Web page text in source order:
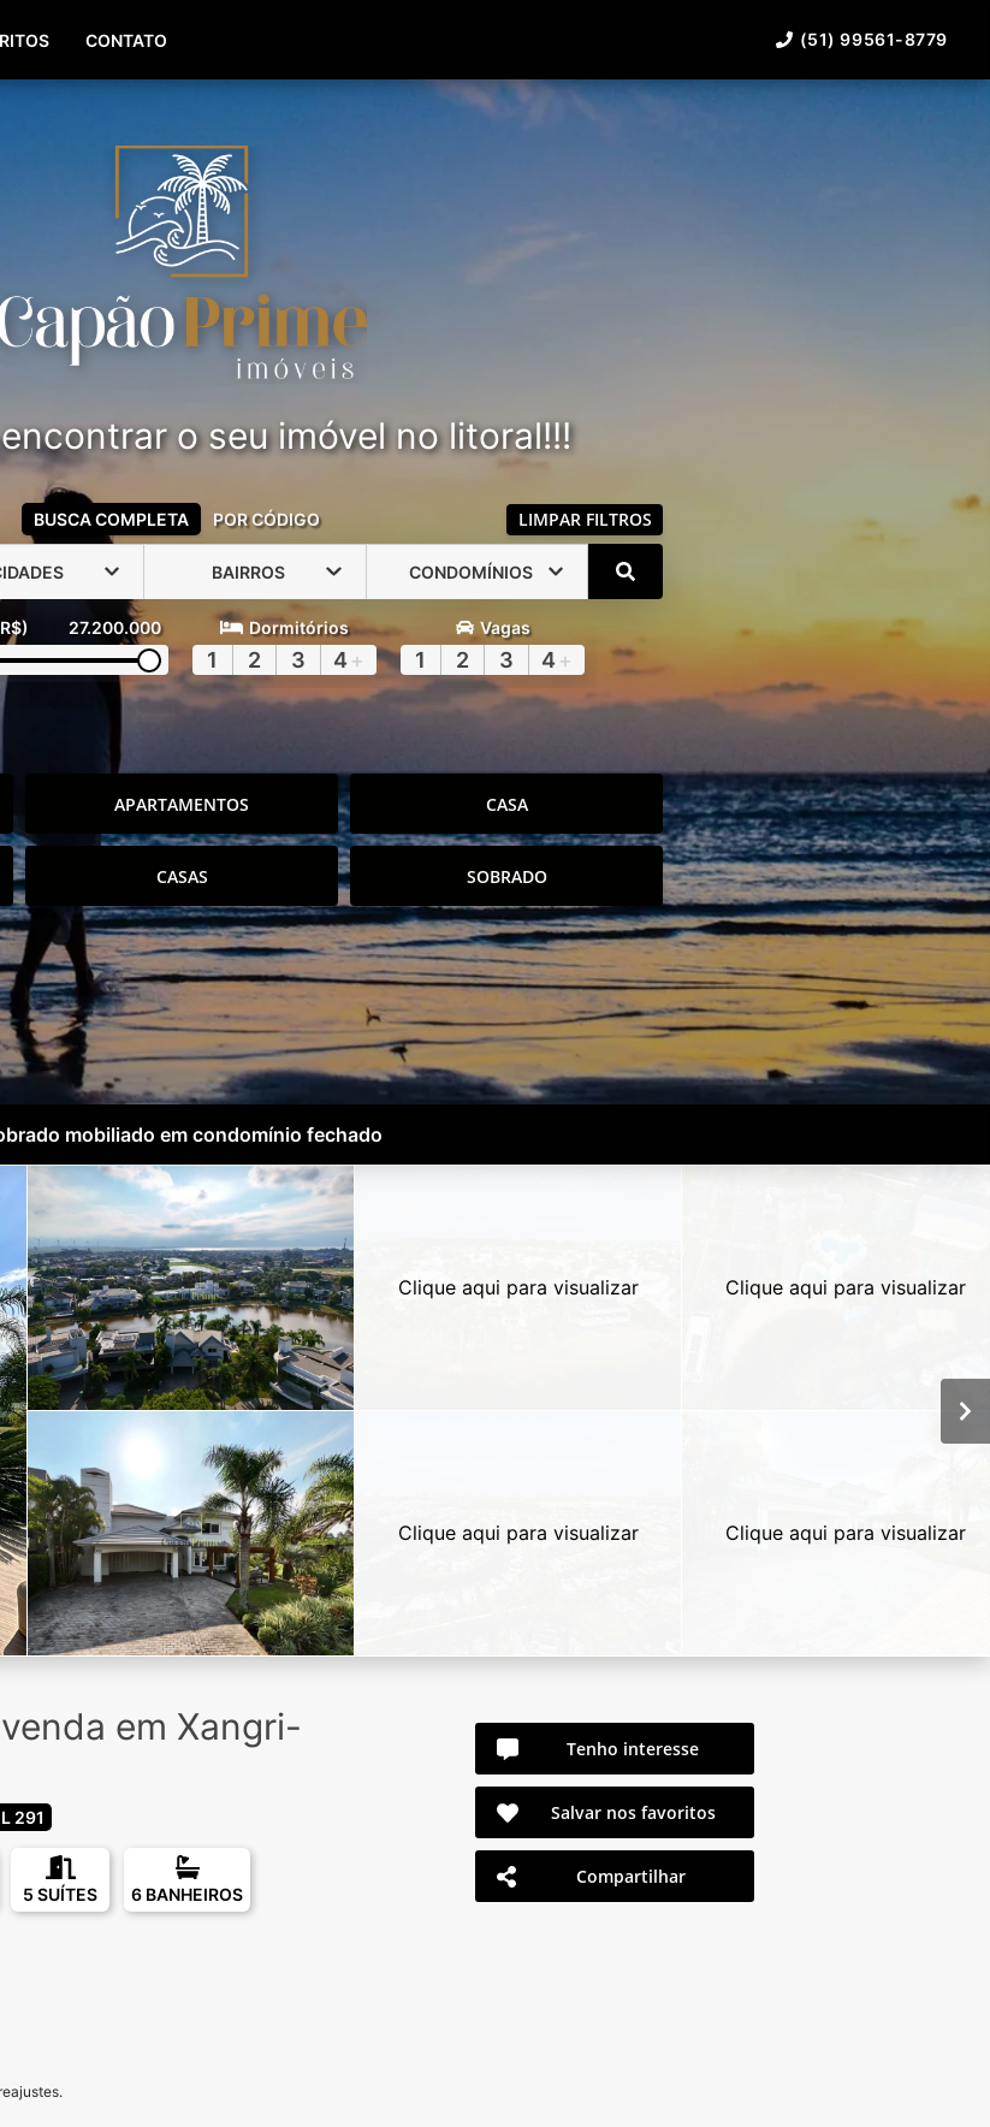
(51) 99561-8779
CONTATO (51) 99561-8779
o seu imóvel no litoral!!!
BUSCA COMPLETA POR CÓDIGO LIMPAR FILTROS
BAIRROS CONDOMÍNIOS
27.200.000 Dormitórios
1 2 3 4 +
Vagas
1 2 3 4 +
APARTAMENTOS CASA
CASAS SOBRADO
mobiliado em condomínio fechado
Clique aqui para visualizar
Clique aqui para visualizar
Clique aqui para visualizar
Clique aqui para visualizar
em Xangri-
291
5 SUÍTES 6 BANHEIROS
Tenho interesse
Salvar nos favoritos
Compartilhar